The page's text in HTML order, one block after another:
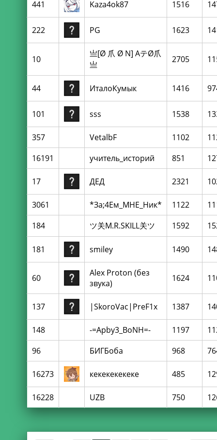
441 Kaza4ok87 1516
222 PG 1623
10
亗[Ø 爪 Ø N] AテØ爪
亗
2705
44 ИталоКумык 1416
101 sss 1538
357 VetalbF 1102
16191
учитель_историй 851
17 ДЕД 2321
3061 *За;4Ем_МНЕ_Hик* 1122
184
ツ关М.R.SKILL关ツ 1592
181 smiley 1490
60
Alex Proton (без
звука)
1624
137 |SkoroVac|PreF1x 1387
148 -=Apby3_BoNH=- 1197
96
БИГБоба 968
16273 кекекекекеке 485
16228 UZB 750